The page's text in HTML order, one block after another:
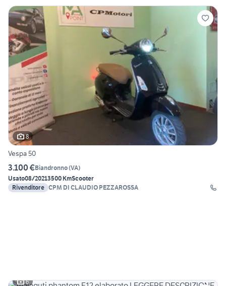
8
Vespa 50
3.100 €Biandronno(VA)
Usato08/20213500 KmScooter
Rivenditore CPM DI CLAUDIO PEZZAROSSA
6